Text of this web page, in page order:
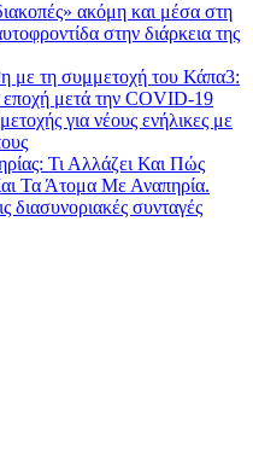
ακόμη και μέσα στη
στην διάρκεια της
με τη συμμετοχή του Κάπα3:
μετά την COVID-19
για νέους ενήλικες με
Τι Αλλάζει Και Πώς
Τα Άτομα Με Αναπηρία.
συνταγές